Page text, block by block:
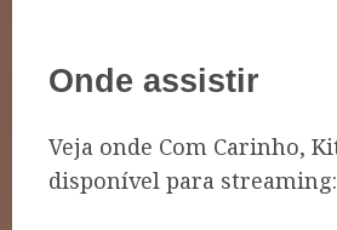
Onde assistir
Veja onde Com Carinho,
disponível para streaming: